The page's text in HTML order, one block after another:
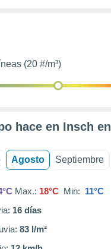
(20 #/m³)
hace en Insch en
Agosto Septiembre
Max.: 18°C Min: 11°C
16 días
83 l/m²